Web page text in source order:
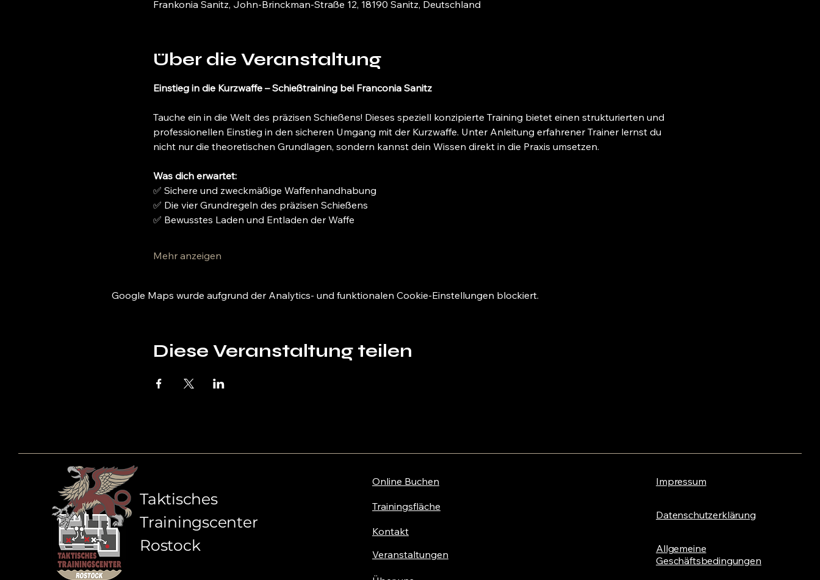
Frankonia Sanitz, John-Brinckman-Straße 12, 18190 Sanitz, Deutschland
Über die Veranstaltung
Einstieg in die Kurzwaffe – Schießtraining bei Franconia Sanitz
Tauche ein in die Welt des präzisen Schießens! Dieses speziell konzipierte Training bietet einen strukturierten und
professionellen Einstieg in den sicheren Umgang mit der Kurzwaffe. Unter Anleitung erfahrener Trainer lernst du
nicht nur die theoretischen Grundlagen, sondern kannst dein Wissen direkt in die Praxis umsetzen.
Was dich erwartet:
✅ Sichere und zweckmäßige Waffenhandhabung
✅ Die vier Grundregeln des präzisen Schießens
✅ Bewusstes Laden und Entladen der Waffe
Mehr anzeigen
Google Maps wurde aufgrund der Analytics- und funktionalen Cookie-Einstellungen blockiert.
Diese Veranstaltung teilen
Taktisches
Trainingscenter
Rostock
Online Buchen
Trainingsfläche
Kontakt
Veranstaltungen
Impressum
Datenschutzerklärung
Allgemeine
Geschäftsbedingungen